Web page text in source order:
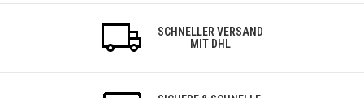
SCHNELLER VERSAND
MIT DHL